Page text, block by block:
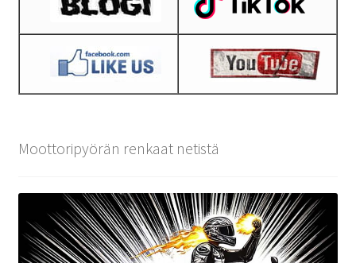
Moottoripyörän renkaat netistä